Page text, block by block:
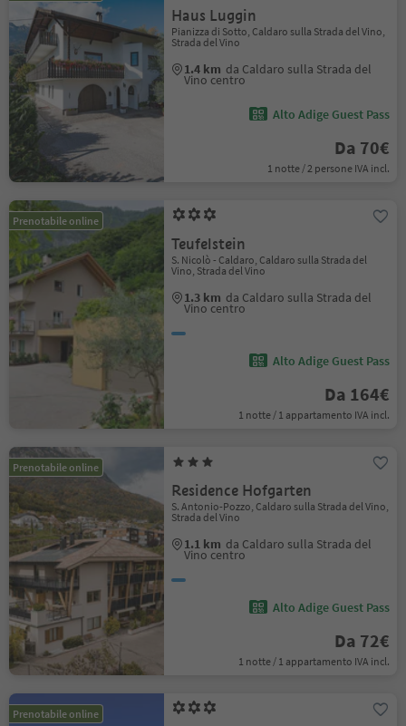
Haus Luggin
Pianizza di Sotto, Caldaro sulla Strada del Vino,
Strada del Vino
1.4 km da Caldaro sulla Strada del
Vino centro
Alto Adige Guest Pass
Da 70€
1 notte / 2 persone IVA incl.
Prenotabile online
Teufelstein
S. Nicolò - Caldaro, Caldaro sulla Strada del
Vino, Strada del Vino
1.3 km da Caldaro sulla Strada del
Vino centro
Alto Adige Guest Pass
Da 164€
1 notte / 1 appartamento IVA incl.
Prenotabile online
Residence Hofgarten
S. Antonio-Pozzo, Caldaro sulla Strada del Vino,
Strada del Vino
1.1 km da Caldaro sulla Strada del
Vino centro
Alto Adige Guest Pass
Da 72€
1 notte / 1 appartamento IVA incl.
Prenotabile online